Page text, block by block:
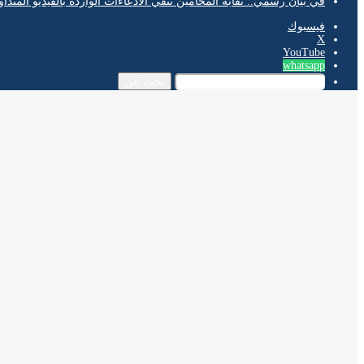
فيسبوك
‫X
‫YouTube
whatsapp